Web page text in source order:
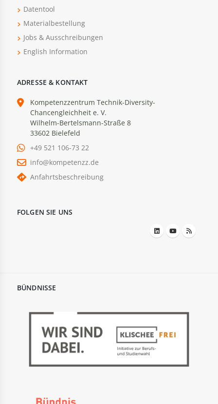
Datentool
Materialbestellung
Jobs & Ausschreibungen
English Information
ADRESSE & KONTAKT
Kompetenzzentrum Technik-Diversity-
Chancengleichheit e. V.
Wilhelm-Bertelsmann-Straße 8
33602 Bielefeld
+49 521 106-73 22
info@kompetenzz.de
Anfahrtsbeschreibung
FOLGEN SIE UNS
BÜNDNISSE